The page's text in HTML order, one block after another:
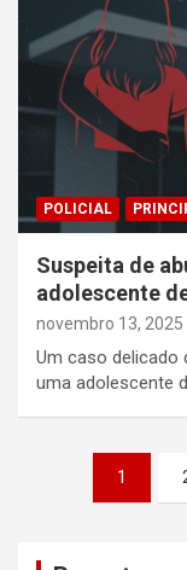
POLICIAL
Suspeita de
adolescente
novembro 13, 2025
Um caso delicado
uma adolescente
Paginação
1